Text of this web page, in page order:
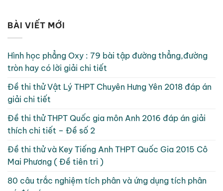
BÀI VIẾT MỚI
Hình học phẳng Oxy : 79 bài tập đường thẳng,đường
tròn hay có lời giải chi tiết
Đề thi thử Vật Lý THPT Chuyên Hưng Yên 2018 đáp án
giải chi tiết
Đề thi thử THPT Quốc gia môn Anh 2016 đáp án giải
thích chi tiết – Đề số 2
Đề thi thử và Key Tiếng Anh THPT Quốc Gia 2015 Cô
Mai Phương ( Đề tiên tri )
80 câu trắc nghiệm tích phân và ứng dụng tích phân